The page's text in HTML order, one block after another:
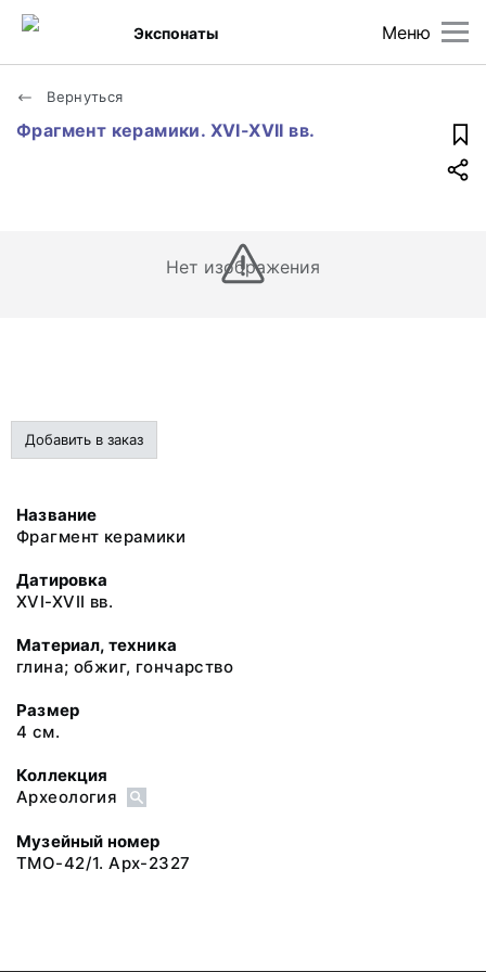
Меню
Экспонаты
Вернуться
Фрагмент керамики. XVI-XVII вв.
Нет изображения
Добавить в заказ
Название
Фрагмент керамики
Датировка
XVI-XVII вв.
Материал, техника
глина; обжиг, гончарство
Размер
4 см.
Коллекция
Археология
Музейный номер
ТМО-42/1. Арх-2327